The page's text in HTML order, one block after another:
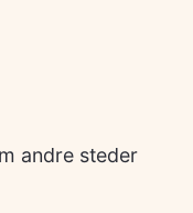
andre steder